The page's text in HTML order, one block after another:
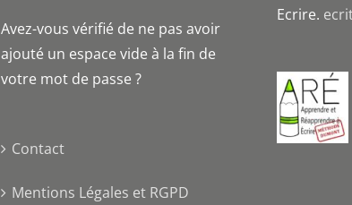
Avez-vous vérifié de ne pas avoir
ajouté un espace vide à la fin de
votre mot de passe ?
Contact
Mentions Légales et RGPD
Ecrire.